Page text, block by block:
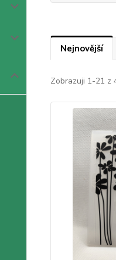
Nejnovější
Zobrazuji 1-21 z